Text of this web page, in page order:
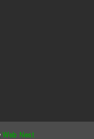
পালন
Web Nest